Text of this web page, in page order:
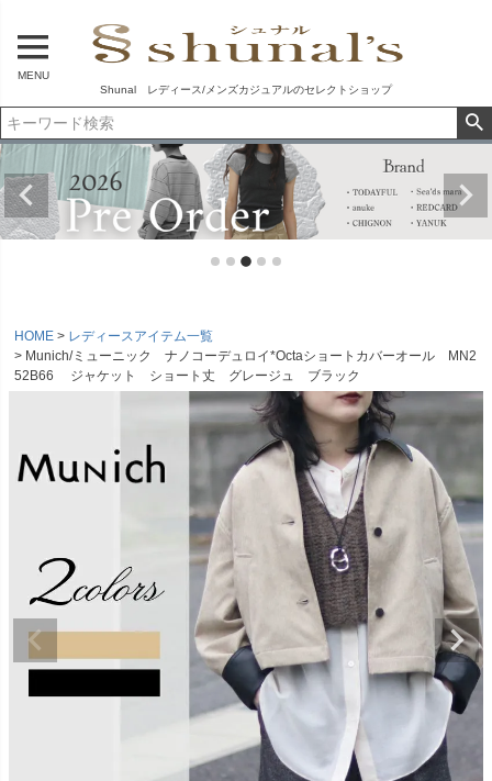
MENU
Shunal レディース/メンズカジュアルのセレクトショップ
HOME
レディースアイテム一覧
Munich/ミューニック ナノコーデュロイ*Octaショートカバーオール MN2
52B66 ジャケット ショート丈 グレージュ ブラック